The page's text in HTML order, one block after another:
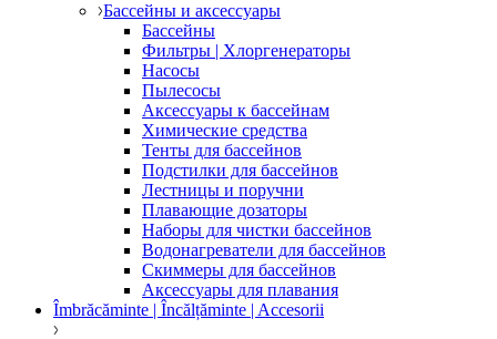
Бассейны и аксессуары
Бассейны
Фильтры | Хлоргенераторы
Насосы
Пылесосы
Аксессуары к бассейнам
Химические средства
Тенты для бассейнов
Подстилки для бассейнов
Лестницы и поручни
Плавающие дозаторы
Наборы для чистки бассейнов
Водонагреватели для бассейнов
Скиммеры для бассейнов
Аксессуары для плавания
Îmbrăcăminte | Încălțăminte | Accesorii